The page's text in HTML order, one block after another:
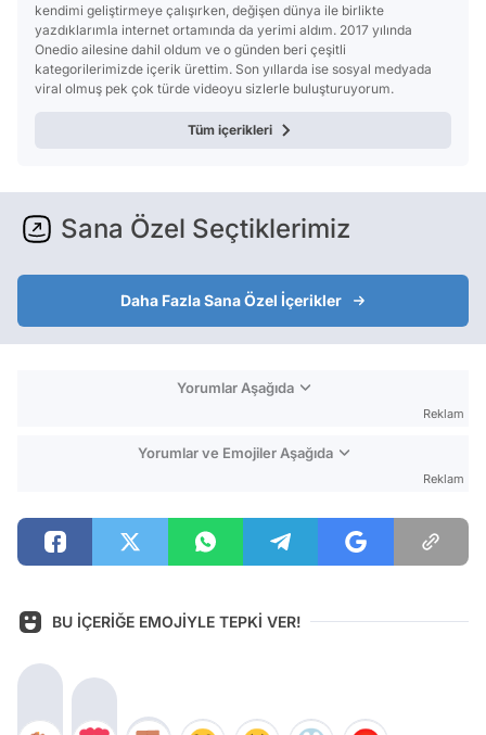
kendimi geliştirmeye çalışırken, değişen dünya ile birlikte
yazdıklarımla internet ortamında da yerimi aldım. 2017 yılında
Onedio ailesine dahil oldum ve o günden beri çeşitli
kategorilerimizde içerik ürettim. Son yıllarda ise sosyal medyada
viral olmuş pek çok türde videoyu sizlerle buluşturuyorum.
Tüm içerikleri
Sana Özel Seçtiklerimiz
Daha Fazla Sana Özel İçerikler
Yorumlar Aşağıda
Reklam
Yorumlar ve Emojiler Aşağıda
Reklam
BU İÇERİĞE EMOJİYLE TEPKİ VER!